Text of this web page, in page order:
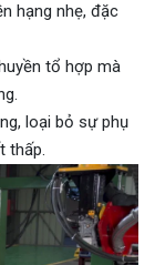
hạng nhẹ, đặc
tổ hợp mà
loại bỏ sự phụ
thấp.